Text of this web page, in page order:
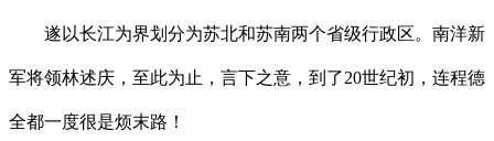
遂以长江为界划分为苏北和苏南两个省级行政区。南洋新
军将领林述庆，至此为止，言下之意，到了20世纪初，连程德
全都一度很是烦末路！